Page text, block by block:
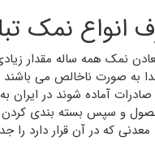
انواع نمک
نمک همه ساله مقدار
به صورت ناخالص می باشند
آماده شوند در ایران
و سپس بسته بندی کردن
که در آن قرار دارد را